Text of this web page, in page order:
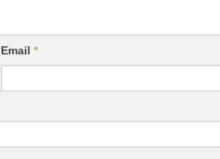
Email*